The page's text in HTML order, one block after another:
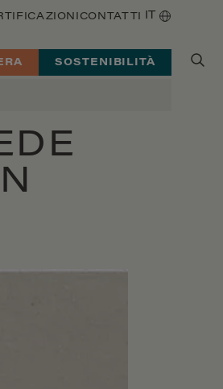
CONTATTI
SOSTENIBILITÀ